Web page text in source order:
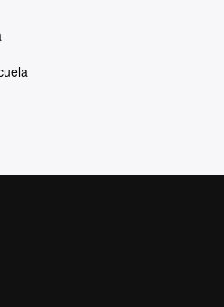
y
de la Europa del